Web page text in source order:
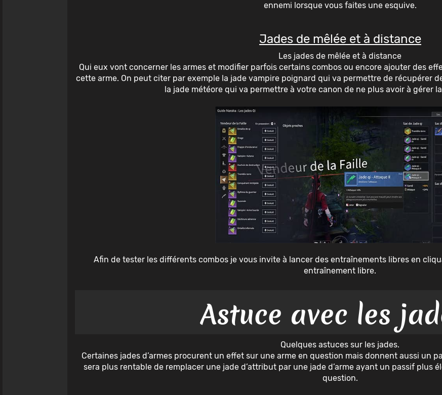
ennemi lorsque vous faites une esquive.
Jades de mêlée et à distance
Les jades de mêlée et à distance
Qui eux vont concerner les armes et modifier parfois certains combos ou encore ajouter des
cette arme. On peut citer par exemple la jade vampire poignard qui va permettre de récupérer
la jade météore qui va permettre à votre canon de ne plus avoir à gérer
Afin de tester les différents combos je vous invite à lancer des entraînements libres en
entraînement libre.
Astuce avec les
Quelques astuces sur les jades.
Certaines jades d’armes procurent un effet sur une arme en question mais donnent aussi un
sera plus rentable de remplacer une jade d’attribut par une jade d’arme ayant un passif plus
question.